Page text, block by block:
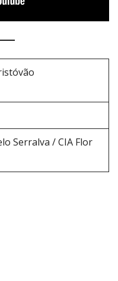
Serralva / CIA Flor